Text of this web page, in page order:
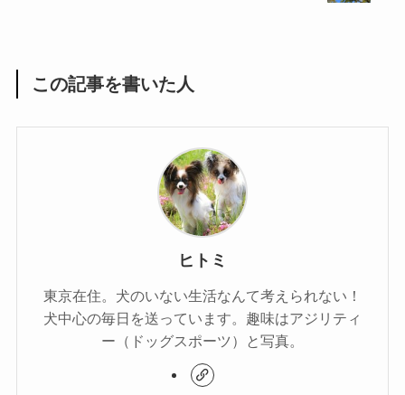
この記事を書いた人
ヒトミ
東京在住。犬のいない生活なんて考えられない！
犬中心の毎日を送っています。趣味はアジリティ
ー（ドッグスポーツ）と写真。